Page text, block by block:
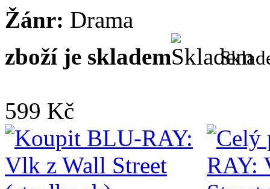
Žánr: Drama
zboží je skladem
599 Kč